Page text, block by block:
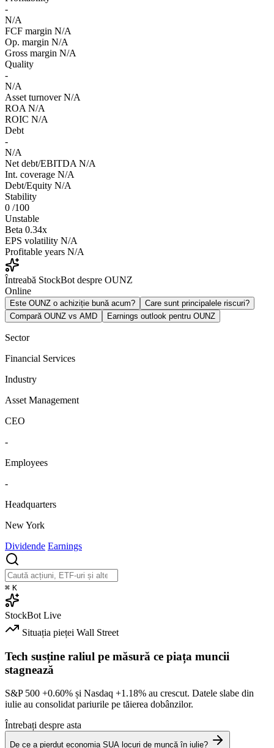
-
N/A
FCF margin N/A
Op. margin N/A
Gross margin N/A
Quality
-
N/A
Asset turnover N/A
ROA N/A
ROIC N/A
Debt
-
N/A
Net debt/EBITDA N/A
Int. coverage N/A
Debt/Equity N/A
Stability
0 /100
Unstable
Beta 0.34x
EPS volatility N/A
Profitable years N/A
Întreabă StockBot despre OUNZ
Online
Este OUNZ o achiziție bună acum?
Care sunt principalele riscuri?
Compară OUNZ vs AMD
Earnings outlook pentru OUNZ
Sector
Financial Services
Industry
Asset Management
CEO
-
Employees
-
Headquarters
New York
Dividende Earnings
⌘ K
StockBot Live
Situația pieței Wall Street
Tech susține raliul pe măsură ce piața muncii
stagnează
S&P 500 +0.60% și Nasdaq +1.18% au crescut. Datele slabe din
iulie au consolidat pariurile pe tăierea dobânzilor.
Întrebați despre asta
De ce a pierdut economia SUA locuri de muncă în iulie?